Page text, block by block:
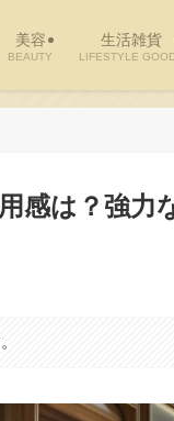
美容
BEAUTY
生活雑貨
LIFESTYLE
感は？強力